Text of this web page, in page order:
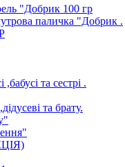
"Добрик 100 гр
паличка "Добрик .
та сестрі .
та брату.